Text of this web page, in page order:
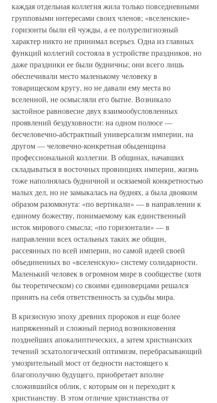
каждая отдельная коллегия жила только повседневными
групповыми интересами своих членов; «вселенские»
горизонты были ей чужды, а ее полурелигиозный
характер никто не принимал всерьез. Одна из главных
функций коллегий состояла в устройстве праздников, но
даже праздники ее были будничны; они всего лишь
обеспечивали место маленькому человеку в
товарищеском кругу, но не давали ему места во
вселенной, не осмысляли его бытие. Возникало
застойное равновесие двух взаимообусловленных
проявлений бездуховности: на одном полюсе —
бесчеловечно-абстрактный универсализм империи, на
другом — человечно-конкретная обыденщина
профессиональной коллегии. В общинах, начавших
складываться в восточных провинциях империи, жизнь
тоже наполнялась будничной и осязаемой конкретностью
малых дел, но не замыкалась на буднях, а была двояким
образом разомкнута: «по вертикали» — в направлении к
единому божеству, понимаемому как единственный
исток мирового смысла; «по горизонтали» — в
направлении всех остальных таких же общин,
рассеянных по всей империи, но самой идеей своей
объединенных во «вселенскую» систему солидарности.
Маленький человек в огромном мире в сообществе (хотя
бы теоретическом) со своими единоверцами решался
принять на себя ответственность за судьбы мира.
В кризисную эпоху древних пророков и еще более
напряженный и сложный период возникновения
позднейших апокалиптических, а затем христианских
течений эсхатологический оптимизм, перебрасывающий
умозрительный мост от бедности настоящего к
благополучию будущего, приобретает вполне
сложившийся облик, с которым он и переходит к
христианству. В этом отличие христианства от